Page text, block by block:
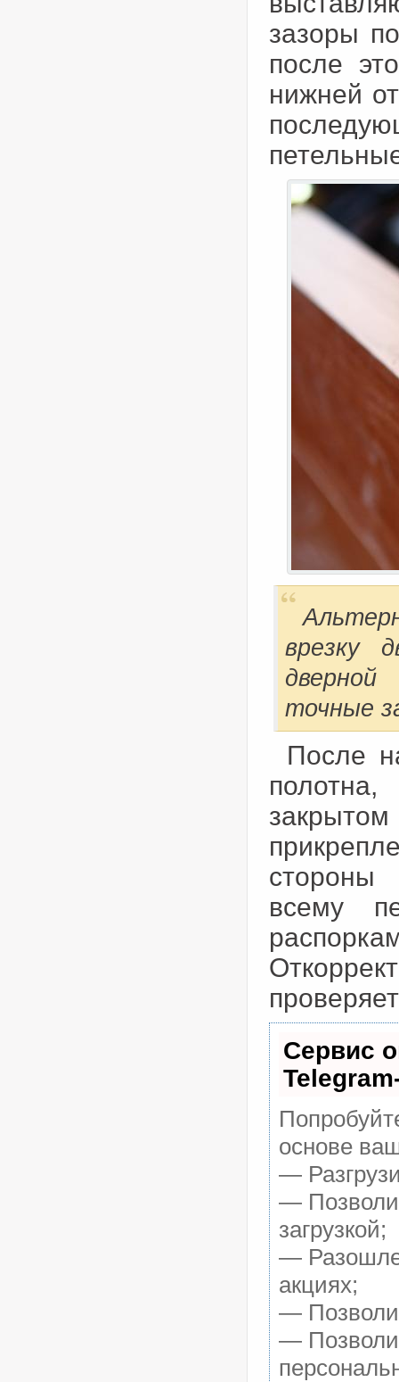
зазоры
после
нижней
врезку
точные
После
стороны
всему
Сервис
основе
—
—
загрузкой;
—
акциях;
—
—